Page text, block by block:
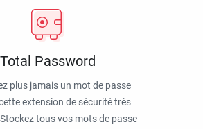
Total Password
plus jamais un mot de passe
extension de sécurité très
tous vos mots de passe